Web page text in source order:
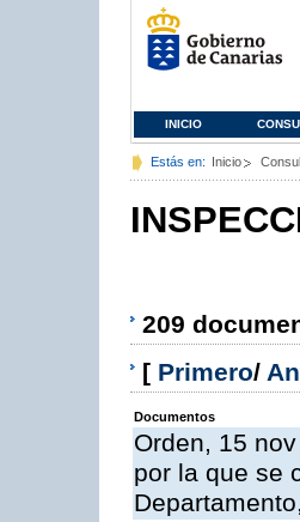
INICIO
Estás en: Inicio
209
[ Primero/
Documentos
Orden, 15
por la que se